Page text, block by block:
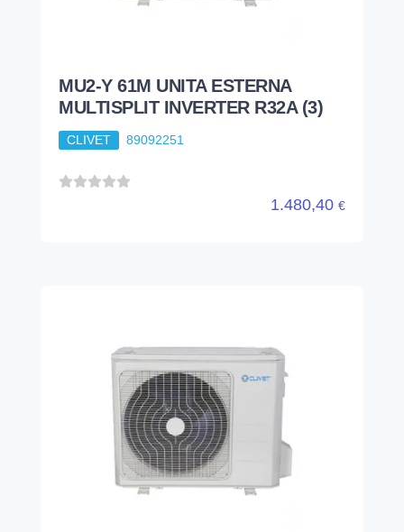
MU2-Y 61M UNITA ESTERNA
MULTISPLIT INVERTER R32A (3)
CLIVET 89092251
1.480,40 €